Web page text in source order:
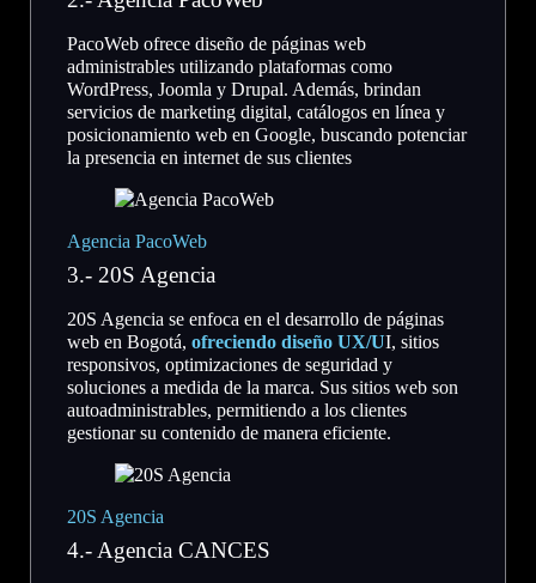
PacoWeb ofrece diseño de páginas web
administrables utilizando plataformas como
WordPress, Joomla y Drupal. Además, brindan
servicios de marketing digital, catálogos en línea y
posicionamiento web en Google, buscando potenciar
la presencia en internet de sus clientes
Agencia PacoWeb
3.- 20S Agencia
20S Agencia se enfoca en el desarrollo de páginas
web en Bogotá, ofreciendo diseño UX/UI, sitios
responsivos, optimizaciones de seguridad y
soluciones a medida de la marca. Sus sitios web son
autoadministrables, permitiendo a los clientes
gestionar su contenido de manera eficiente.
20S Agencia
4.- Agencia CANCES